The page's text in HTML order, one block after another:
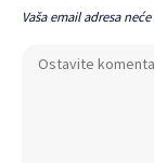
Vaša email adresa